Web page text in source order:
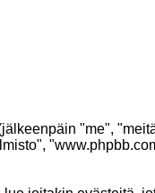
"me",